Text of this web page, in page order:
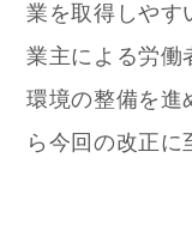
業を取得しやす
業主による労働
環境の整備を進
ら今回の改正に